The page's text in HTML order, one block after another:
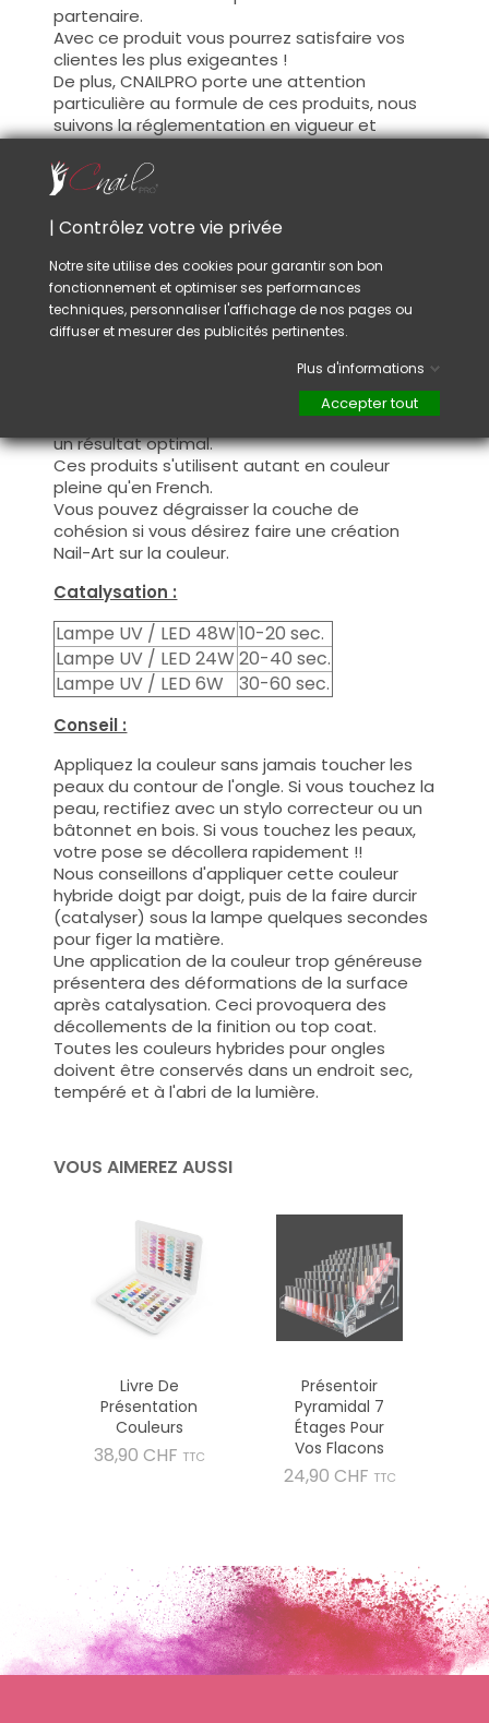
partenaire.
Avec ce produit vous pourrez satisfaire vos
clientes les plus exigeantes !
De plus, CNAILPRO porte une attention
particulière au formule de ces produits, nous
suivons la réglementation en vigueur et
garantissons la conformité de nos produits.
Ceci pour garantir une sécurité d'utilisation
optimale.
Cette couleur s'applique avec son pinceau, de
manière fine, sur la base (il n'est pas
nécessaire de dégraisser la couche de
cohésion) ou sur la construction après limage.
Ce produit s'applique en deux couches,
fermez le bord libre à la première couche et
appliquez la deuxième couche pour garantir
un résultat optimal.
Ces produits s'utilisent autant en couleur
pleine qu'en French.
Vous pouvez dégraisser la couche de
cohésion si vous désirez faire une création
Nail-Art sur la couleur.
Catalysation :
Lampe UV / LED 48W10-20 sec.
Lampe UV / LED 24W 20-40 sec.
Lampe UV / LED 6W
30-60 sec.
Conseil :
Appliquez la couleur sans jamais toucher les
peaux du contour de l'ongle. Si vous touchez la
peau, rectifiez avec un stylo correcteur ou un
bâtonnet en bois. Si vous touchez les peaux,
votre pose se décollera rapidement !!
Nous conseillons d'appliquer cette couleur
hybride doigt par doigt, puis de la faire durcir
(catalyser) sous la lampe quelques secondes
pour figer la matière.
Une application de la couleur trop généreuse
présentera des déformations de la surface
après catalysation. Ceci provoquera des
décollements de la finition ou top coat.
Toutes les couleurs hybrides pour ongles
doivent être conservés dans un endroit sec,
tempéré et à l'abri de la lumière.
VOUS AIMEREZ AUSSI
Livre De
Présentation
Couleurs
38,90 CHF Prix
TTC
Présentoir
Pyramidal 7
Étages Pour
Vos Flacons
24,90 CHF Prix
TTC
| Contrôlez votre vie privée
Notre site utilise des cookies pour garantir son bon
fonctionnement et optimiser ses performances
techniques, personnaliser l'affichage de nos pages ou
diffuser et mesurer des publicités pertinentes.
Plus d'informations
Accepter tout